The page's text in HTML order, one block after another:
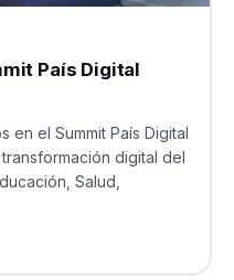
País Digital
en el Summit País Digital
digital del
Salud,